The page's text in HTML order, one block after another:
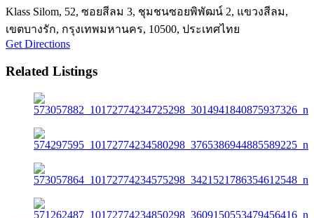
Klass Silom, 52, ซอยสีลม 3, ชุมชนซอยพิพัฒน์ 2, แขวงสีลม,
เขตบางรัก, กรุงเทพมหานคร, 10500, ประเทศไทย
Get Directions
Related Listings